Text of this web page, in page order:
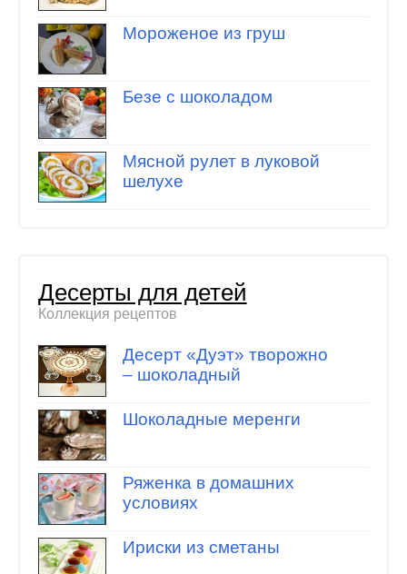
Мороженое из груш
Безе с шоколадом
Мясной рулет в луковой
шелухе
Десерты для детей
Коллекция рецептов
Десерт «Дуэт» творожно
– шоколадный
Шоколадные меренги
Ряженка в домашних
условиях
Ириски из сметаны